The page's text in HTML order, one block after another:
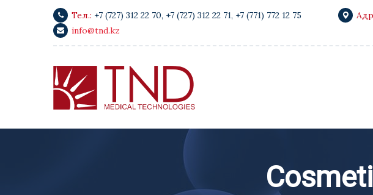
Тел.: +7 (727) 312 22 70, +7 (727) 312 22 71, +7 (771) 772 12 75
info@tnd.kz